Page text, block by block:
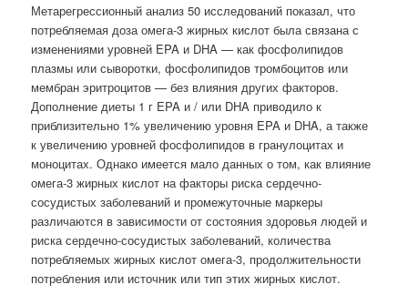
Метарегрессионный анализ 50 исследований показал, что
потребляемая доза омега-3 жирных кислот была связана с
изменениями уровней EPA и DHA — как фосфолипидов
плазмы или сыворотки, фосфолипидов тромбоцитов или
мембран эритроцитов — без влияния других факторов.
Дополнение диеты 1 г EPA и / или DHA приводило к
приблизительно 1% увеличению уровня EPA и DHA, а также
к увеличению уровней фосфолипидов в гранулоцитах и
моноцитах. Однако имеется мало данных о том, как влияние
омега-3 жирных кислот на факторы риска сердечно-
сосудистых заболеваний и промежуточные маркеры
различаются в зависимости от состояния здоровья людей и
риска сердечно-сосудистых заболеваний, количества
потребляемых жирных кислот омега-3, продолжительности
потребления или источник или тип этих жирных кислот.